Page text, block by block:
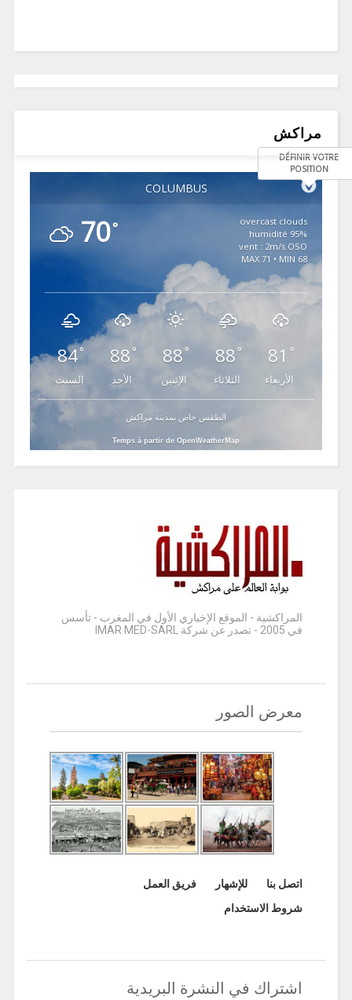
مراكش
COLUMBUS
DÉFINIR VOTRE
POSITION
70°
overcast clouds
95% humidité
vent : 2m/s OSO
MAX 71 • MIN 68
84°
السبت
88 °
الأحد
88°
الإثنين
88 °
الثلاثاء
81 °
الأربعاء
الطقس خاص بمدينة مراكش
Temps à partir de OpenWeatherMap
المراكشية - الموقع الإخباري الأول في المغرب - تأسس
في 2005 - تصدر عن شركة IMAR MED-SARL
معرض الصور
اتصل بنا للإشهار
فريق العمل
شروط الاستخدام
اشتراك في النشرة البريدية